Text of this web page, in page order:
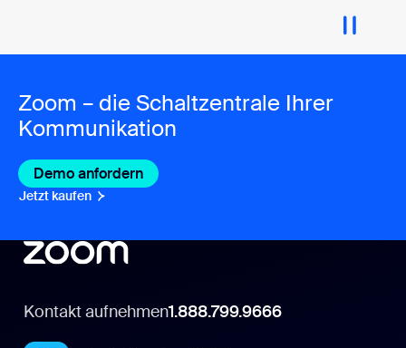
Zoom – die Schaltzentrale Ihrer
Kommunikation
Demo anfordern
Jetzt kaufen
Kontakt aufnehmen1.888.799.9666